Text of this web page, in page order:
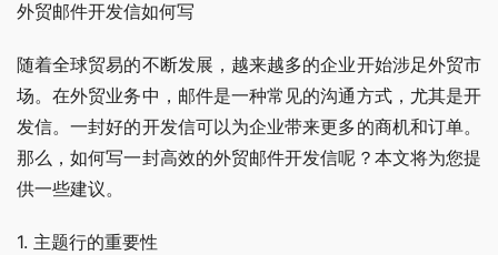
外贸邮件开发信如何写
随着全球贸易的不断发展，越来越多的企业开始涉足外贸市
场。在外贸业务中，邮件是一种常见的沟通方式，尤其是开
发信。一封好的开发信可以为企业带来更多的商机和订单。
那么，如何写一封高效的外贸邮件开发信呢？本文将为您提
供一些建议。
1. 主题行的重要性